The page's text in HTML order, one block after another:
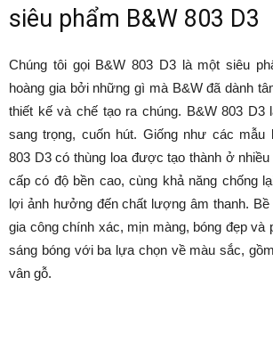
siêu phẩm B&W 803 D3
Chúng tôi gọi B&W 803 D3 là một siêu
hoàng gia bởi những gì mà B&W đã dành
thiết kế và chế tạo ra chúng. B&W 803 D3
sang trọng, cuốn hút. Giống như các mẫu
803 D3 có thùng loa được tạo thành ở
cấp có độ bền cao, cùng khả năng chống
lợi ảnh hưởng đến chất lượng âm thanh.
gia công chính xác, mịn màng, bóng đẹp và
sáng bóng với ba lựa chọn về màu sắc,
vân gỗ.